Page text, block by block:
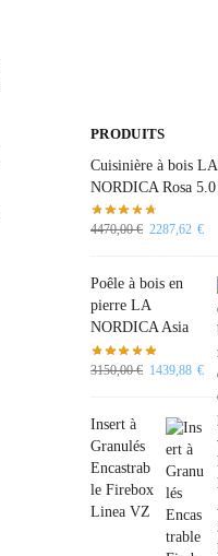
PRODUITS
Cuisinière à bois LA
NORDICA Rosa 5.0
4470,00€ 2287,62 €
Poêle à bois en
pierre LA
NORDICA Asia
3150,00€ 1439,88 €
Insert à
Granulés
Encastrab
le Firebox
Linea VZ